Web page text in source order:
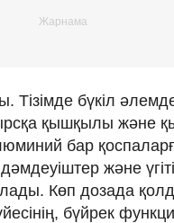
Тізімде бүкіл
қышқылы және
бар
және
Көп дозада
бүйрек